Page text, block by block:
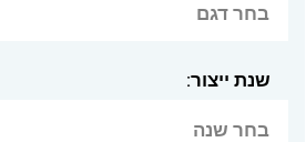
בחר דגם
שנת ייצור:
בחר שנה